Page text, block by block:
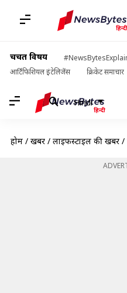
चर्चित विषय
आर्टिफिशियल इंटेलिजेंस
क्रिकेट समाचार
Hindi
होम / खबरें / लाइफस्टाइल की खबरें /